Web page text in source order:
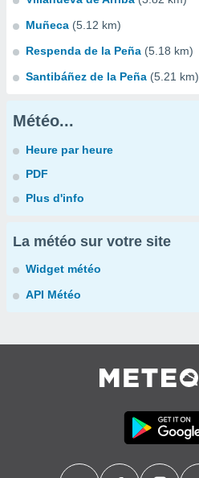
Muñeca (5.12 km)
Respenda de la Peña (5.18 km)
Santibáñez de la Peña (5.21 km)
Météo...
Heure par heure
PDF
Plus d'info
La météo sur votre site
Widget météo
API Météo